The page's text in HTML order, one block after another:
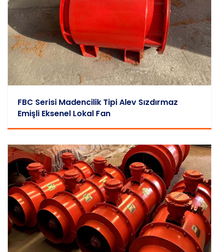
FBC Serisi Madencilik Tipi Alev Sızdırmaz
Emişli Eksenel Lokal Fan